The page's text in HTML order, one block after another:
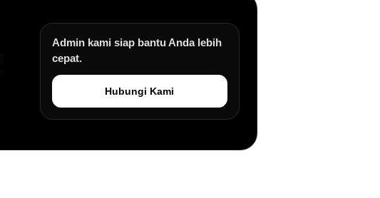
Admin kami siap bantu Anda lebih
cepat.
Hubungi Kami